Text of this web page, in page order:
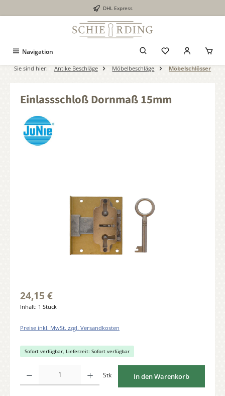
DHL Express
Navigation
Sie sind hier: Antike Beschläge Möbelbeschläge Möbelschlösser
Einlassschloß Dornmaß 15mm
24,15 €
Inhalt: 1 Stück
Preise inkl. MwSt. zzgl. Versandkosten
Sofort verfügbar, Lieferzeit: Sofort verfügbar
Stk In den Warenkorb